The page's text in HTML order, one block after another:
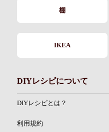
棚
IKEA
DIYレシピについて
DIYレシピとは？
利用規約